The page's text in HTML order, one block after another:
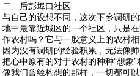
二、后彭埠口社区
与自己的设想不同，这次下乡调研
地中最靠近城区的一个社区，只是
作农村吗？它与一般意义上的农村
因为没有调研的经验积累，无法像
把心中原有的对于农村的种种“想象
像我们曾经构想的那样，一切都可